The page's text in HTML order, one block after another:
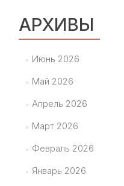
АРХИВЫ
Июнь 2026
Май 2026
Апрель 2026
Март 2026
Февраль 2026
Январь 2026